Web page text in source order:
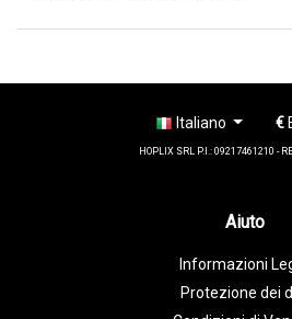
Italiano €
HOPLIX SRL P.I.: 09217461210 -
Aiuto
Informazioni
Protezione dei